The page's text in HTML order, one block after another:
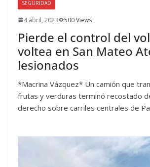
SEGURIDAD
4 abril, 2023 500 Views
Pierde el control del
voltea en San Mateo
lesionados
*Macrina Vázquez* Un camión que
frutas y verduras terminó recostado
derecho sobre carriles centrales de